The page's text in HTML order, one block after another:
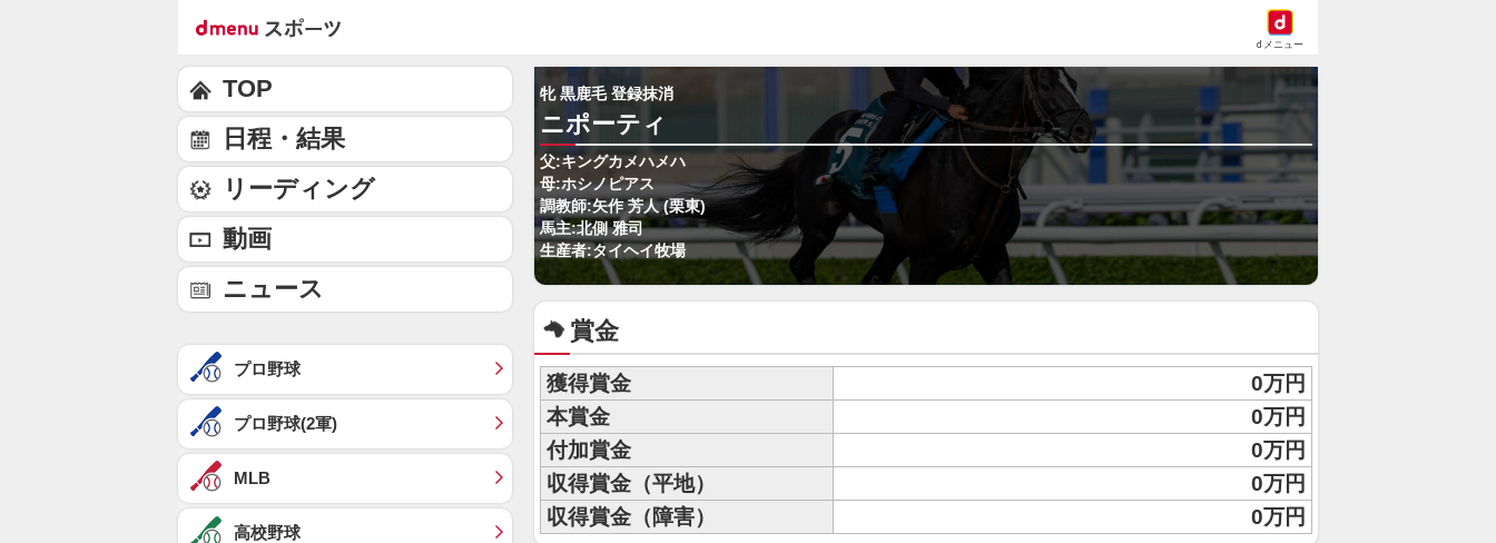
dメニュー
牝 黒鹿毛 登録抹消
ニポーティ
父:キングカメハメハ
母:ホシノピアス
調教師:矢作 芳人 (栗東)
馬主:北側 雅司
生産者:タイヘイ牧場
賞金
獲得賞金
0万円
本賞金
0万円
付加賞金
0万円
収得賞金（平地）
0万円
収得賞金（障害）
0万円
TOP
日程・結果
リーディング
動画
ニュース
プロ野球
プロ野球(2軍)
MLB
高校野球